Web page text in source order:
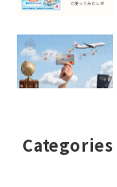
Categories